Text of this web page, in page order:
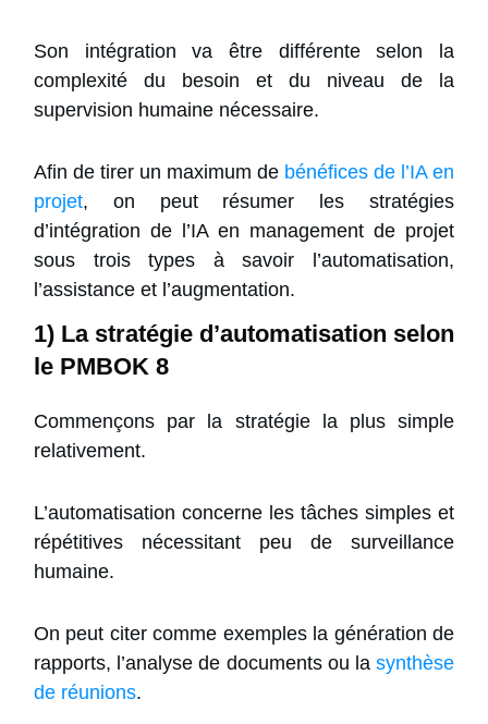
Son intégration va être différente selon la
complexité du besoin et du niveau de la
supervision humaine nécessaire.
Afin de tirer un maximum de bénéfices de l’IA en
projet, on peut résumer les stratégies
d’intégration de l’IA en management de projet
sous trois types à savoir l’automatisation,
l’assistance et l’augmentation.
1) La stratégie d’automatisation selon
le PMBOK 8
Commençons par la stratégie la plus simple
relativement.
L’automatisation concerne les tâches simples et
répétitives nécessitant peu de surveillance
humaine.
On peut citer comme exemples la génération de
rapports, l’analyse de documents ou la synthèse
de réunions.